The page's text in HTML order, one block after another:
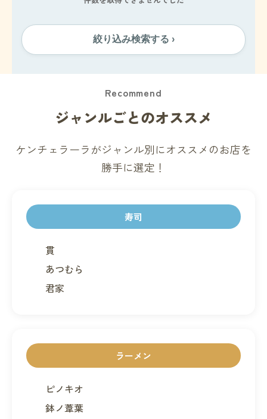
絞り込み検索する ›
Recommend
ジャンルごとのオススメ
ケンチェラーラがジャンル別にオススメのお店を
勝手に選定！
寿司
貫
あつむら
君家
ラーメン
ピノキオ
鉢ノ葦葉